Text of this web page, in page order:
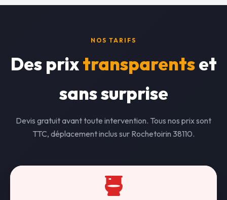
NOS TARIFS
Des prixtransparentset
sans surprise
Devis gratuit avant toute intervention. Tous nos prix sont
TTC, déplacement inclus sur Rochetoirin 38110.